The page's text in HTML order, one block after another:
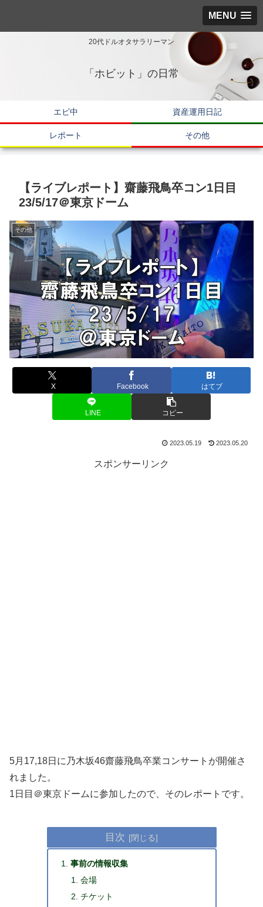
MENU
20代ドルオタサラリーマン
「ホビット」の日常
エビ中 資産運用日記
レポート その他
【ライブレポート】齋藤飛鳥卒コン1日目
23/5/17＠東京ドーム
その他
X Facebook はてブ
LINE コピー
2023.05.19 2023.05.20
スポンサーリンク
5月17,18日に乃木坂46齋藤飛鳥卒業コンサートが開催さ
れました。
1日目＠東京ドームに参加したので、そのレポートです。
目次
事前の情報収集
会場
チケット